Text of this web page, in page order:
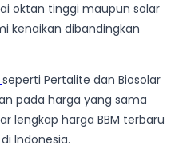
oktan tinggi maupun solar
kenaikan dibandingkan
seperti Pertalite dan Biosolar
pada harga yang sama
lengkap harga BBM terbaru
Indonesia.